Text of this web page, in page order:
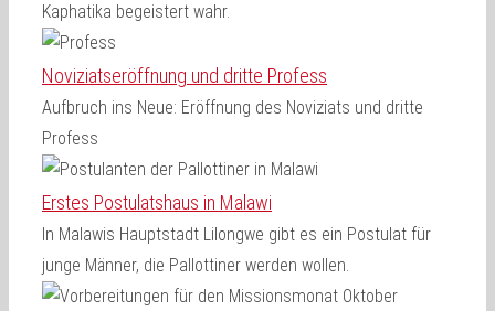
Kaphatika begeistert wahr.
Noviziatseröffnung und dritte Profess
Aufbruch ins Neue: Eröffnung des Noviziats und dritte
Profess
Erstes Postulatshaus in Malawi
In Malawis Hauptstadt Lilongwe gibt es ein Postulat für
junge Männer, die Pallottiner werden wollen.